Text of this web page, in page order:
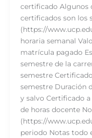
certificado Algunos
certificados son los
(https://
horaria semanal
matrícula pagado
semestre de la
semestre
semestre Duración
y salvo Certificado
de horas docente
(https://
periodo Notas todo